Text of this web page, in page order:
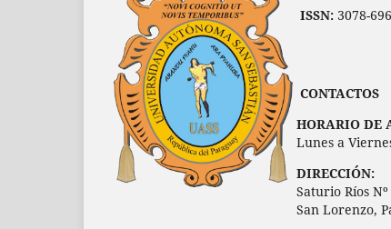
ISSN: 3078-
CONTACTOS
HORARIO DE
Lunes a
DIRECCIÓN:
Saturio Ríos
San Lorenzo,